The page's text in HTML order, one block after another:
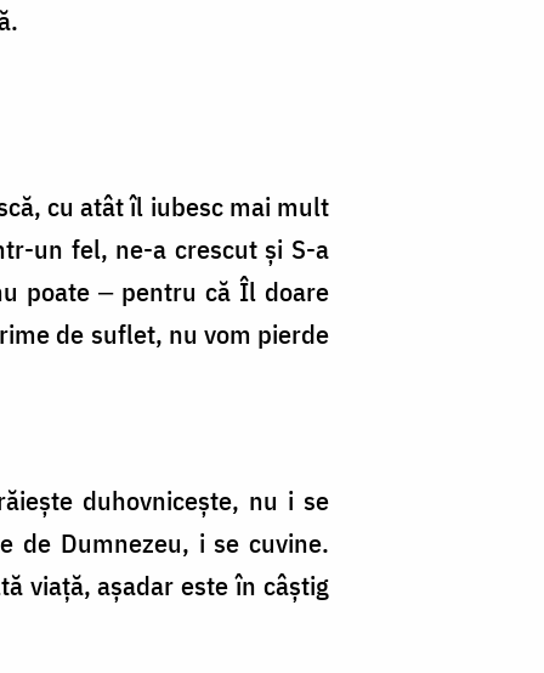
cu atât îl iu­besc mai mult
un fel, ne-a crescut şi S-a
poate ‒ pentru că Îl doare
de suflet, nu vom pierde
duhovniceşte, nu i se
de Dumnezeu, i se cuvine.
viaţă, aşadar este în câştig